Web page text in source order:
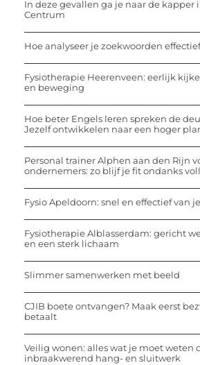
In deze gevallen ga je naar de kapper
Centrum
Hoe analyseer je zoekwoorden
Fysiotherapie Heerenveen: eerlijk
en beweging
Hoe beter Engels leren spreken de
Jezelf ontwikkelen naar een hoger
Personal trainer Alphen aan den Rijn
ondernemers: zo blijf je fit ondanks
Fysio Apeldoorn: snel en effectief van
Fysiotherapie Alblasserdam: gericht
en een sterk lichaam
Slimmer samenwerken met beeld
CJIB boete ontvangen? Maak eerst
betaalt
Veilig wonen: alles wat je moet weten
inbraakwerend hang- en sluitwerk